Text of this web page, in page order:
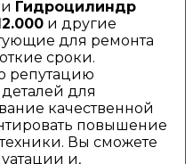
Гидроцилиндр
и другие
для ремонта
сроки.
репутацию
для
качественной
повышение
Вы сможете
и,